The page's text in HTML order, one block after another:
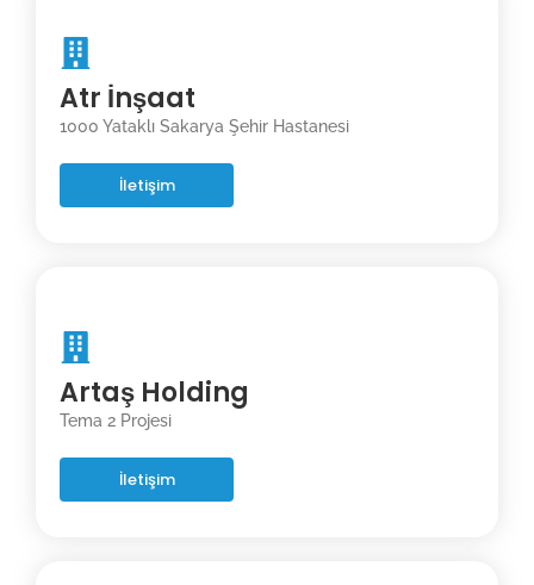
Atr İnşaat
1000 Yataklı Sakarya Şehir Hastanesi
İletişim
Artaş Holding
Tema 2 Projesi
İletişim